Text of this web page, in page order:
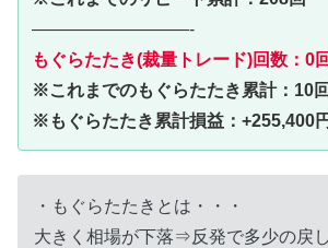
—————————-
もぐらたたき(裁量トレード)回数：0回
※これまでのもぐらたたき累計：10
※もぐらたたき累計損益：+255,400円
・もぐらたたきとは・・・
大きく相場が下落⇒反発で多少の戻し